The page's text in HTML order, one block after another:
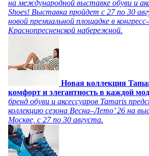
на международной выставке обуви и
Shoes! Выставка пройдет c 27 по 30
новой премиальной площадке в
Краснопресненской набережной.
Новая коллекция
комфорт и элегантность в каждой
бренд обуви и аксессуаров Tamaris
коллекцию сезона Весна–Лето’ 26 на
Москве, с 27 по 30 августа.